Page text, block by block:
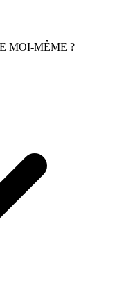
MOI-MÊME ?